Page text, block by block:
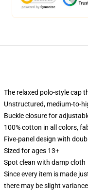
The relaxed polo-style cap
Unstructured, medium-to-
Buckle closure for
100% cotton in all colors,
Five-panel design with
Sized for ages 13+
Spot clean with damp cloth
Since every item is made
there may be slight